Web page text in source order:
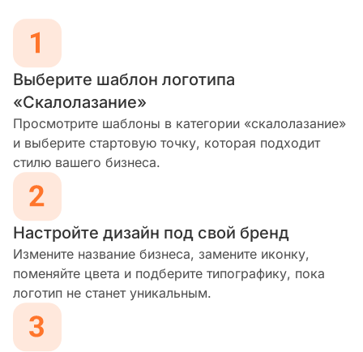
Выберите шаблон логотипа
«Скалолазание»
Просмотрите шаблоны в категории «скалолазание»
и выберите стартовую точку, которая подходит
стилю вашего бизнеса.
Настройте дизайн под свой бренд
Измените название бизнеса, замените иконку,
поменяйте цвета и подберите типографику, пока
логотип не станет уникальным.